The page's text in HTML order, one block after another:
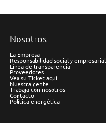
Nosotros
La Empresa
Responsabilidad social y empresarial
Línea de transparencia
Proveedores
Vea su Ticket aquí
Nuestra gente
Trabaja con nosotros
Contacto
Política energética